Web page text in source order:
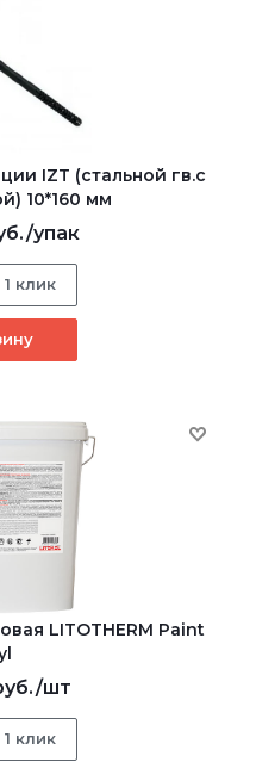
IZT (стальной гв.с
10*160 мм
/упак
клик
LITOTHERM Paint
/шт
клик